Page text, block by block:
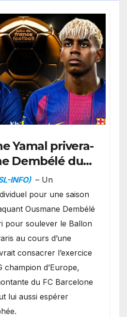
Yamal privera-
Dembélé du
INFO) – Un
pour une saison
Ousmane Dembélé
pour soulever le Ballon
au cours d’une
consacrer l’exercice
champion d’Europe,
du FC Barcelone
lui aussi espérer